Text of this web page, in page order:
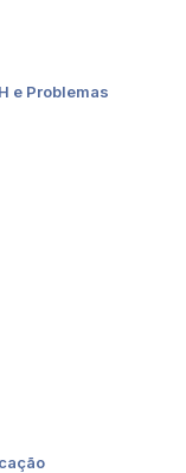
e Problemas